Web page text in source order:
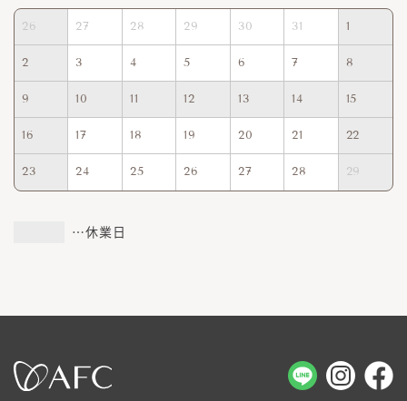
26 27 28 29 30 31 1
2 3 4 5 6 7 8
9 10 11 12 13 14 15
16 17 18 19 20 21 22
23 24 25 26 27 28 29
…休業日